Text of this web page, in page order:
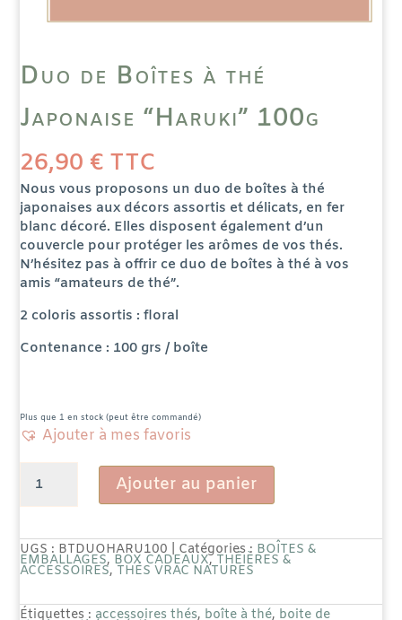
Duo de Boîtes à thé
Japonaise “Haruki” 100g
26,90 € TTC
Nous vous proposons un duo de boîtes à thé
japonaises aux décors assortis et délicats, en fer
blanc décoré. Elles disposent également d’un
couvercle pour protéger les arômes de vos thés.
N’hésitez pas à offrir ce duo de boîtes à thé à vos
amis “amateurs de thé”.
2 coloris assortis : floral
Contenance : 100 grs / boîte
Plus que 1 en stock (peut être commandé)
Ajouter à mes favoris
quantité
de
Duo
de
Boîtes
Ajouter au panier
UGS : BTDUOHARU100 Catégories : BOÎTES &
EMBALLAGES, BOX CADEAUX, THÉIÈRES &
ACCESSOIRES, THÉS VRAC NATURES
Étiquettes : accessoires thés, boîte à thé, boite de